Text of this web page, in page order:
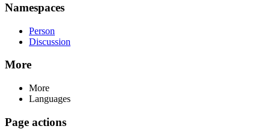
Namespaces
Person
Discussion
More
More
Languages
Page actions